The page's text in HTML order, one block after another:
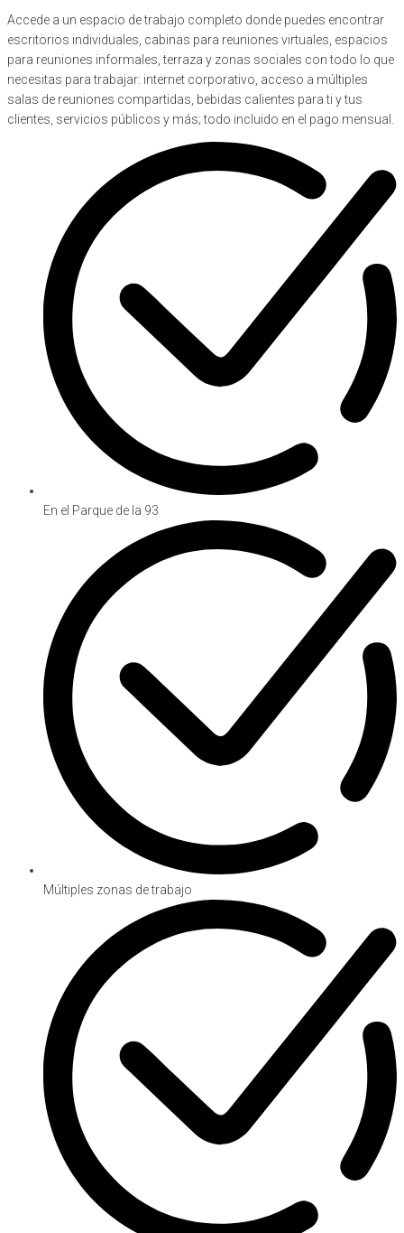
Accede a un espacio de trabajo completo donde puedes encontrar
escritorios individuales, cabinas para reuniones virtuales, espacios
para reuniones informales, terraza y zonas sociales con todo lo que
necesitas para trabajar: internet corporativo, acceso a múltiples
salas de reuniones compartidas, bebidas calientes para ti y tus
clientes, servicios públicos y más; todo incluido en el pago mensual.
En el Parque de la 93
Múltiples zonas de trabajo